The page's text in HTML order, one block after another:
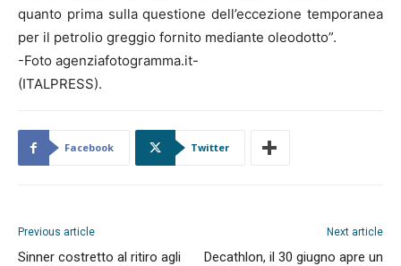
quanto prima sulla questione dell’eccezione temporanea
per il petrolio greggio fornito mediante oleodotto”.
-Foto agenziafotogramma.it-
(ITALPRESS).
Facebook Twitter
Previous article
Sinner costretto al ritiro agli
Next article
Decathlon, il 30 giugno apre un